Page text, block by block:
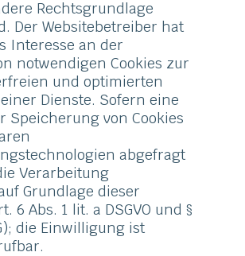
Rechtsgrundlage
Der Websitebetreiber hat
Interesse an der
notwendigen Cookies zur
und optimierten
Dienste. Sofern eine
Speicherung von Cookies
abgefragt
Verarbeitung
Grundlage dieser
6 Abs. 1 lit. a DSGVO und §
die Einwilligung ist